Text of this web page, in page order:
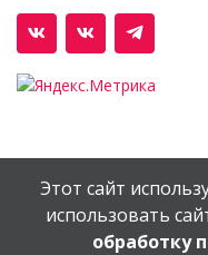
© Орехово-
Этот сайт
использовать
обработку